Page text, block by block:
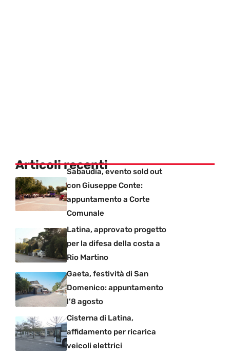
Articoli recentiSabaudia, evento sold out
con Giuseppe Conte:
appuntamento a Corte
Comunale
Latina, approvato progetto
per la difesa della costa a
Rio Martino
Gaeta, festività di San
Domenico: appuntamento
l’8 agosto
Cisterna di Latina,
affidamento per ricarica
veicoli elettrici